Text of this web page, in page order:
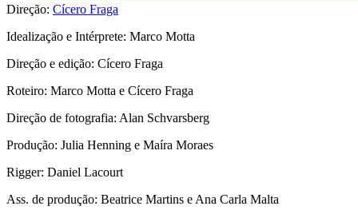
Direção: Cícero Fraga
Idealização e Intérprete: Marco Motta
Direção e edição: Cícero Fraga
Roteiro: Marco Motta e Cícero Fraga
Direção de fotografia: Alan Schvarsberg
Produção: Julia Henning e Maíra Moraes
Rigger: Daniel Lacourt
Ass. de produção: Beatrice Martins e Ana Carla Malta